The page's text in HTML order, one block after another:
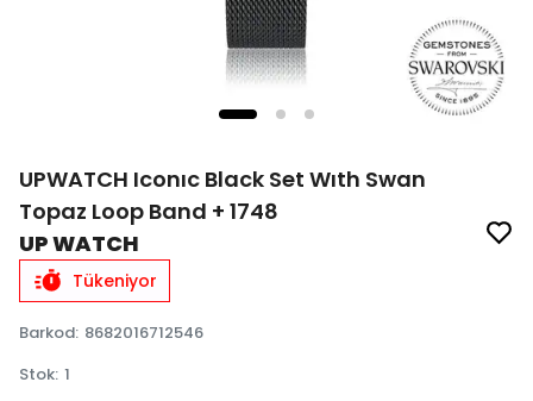
UPWATCH Iconıc Black Set Wıth Swan
Topaz Loop Band + 1748
UP WATCH
Tükeniyor
Barkod: 8682016712546
Stok: 1